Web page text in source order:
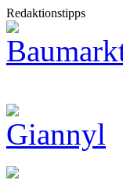
Redaktionstipps